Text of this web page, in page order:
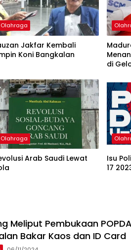
Olahraga
Jakfar Kembali
Koni Bangkalan
di
Olahraga
Arab Saudi Lewat
Isu
17
Meliput Pembukaan
Bakar Kaos dan ID Card